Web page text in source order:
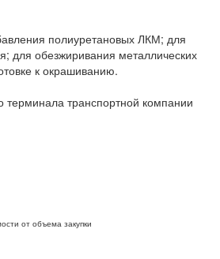
полиуретановых ЛКМ; для
для обезжиривания металлических
к окрашиванию.
терминала транспортной компании
от объема закупки